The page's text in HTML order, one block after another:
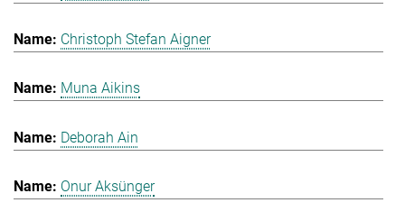
Christoph Stefan Aigner
Muna Aikins
Deborah Ain
Onur Aksünger